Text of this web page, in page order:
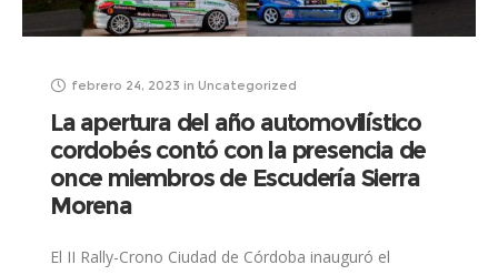
febrero 24, 2023 in Uncategorized
La apertura del año automovilístico
cordobés contó con la presencia de
once miembros de Escudería Sierra
Morena
El II Rally-Crono Ciudad de Córdoba inauguró el